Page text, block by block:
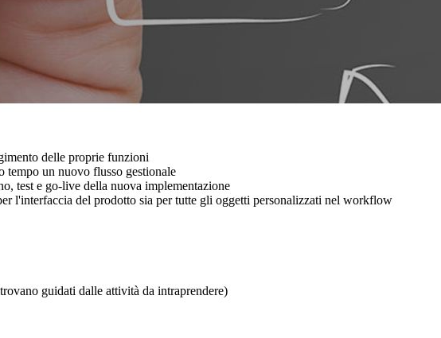
delle proprie funzioni
tempo un nuovo flusso gestionale
test e go-live della nuova implementazione
l'interfaccia del prodotto sia per tutte gli oggetti personalizzati nel workflow
guidati dalle attività da intraprendere)